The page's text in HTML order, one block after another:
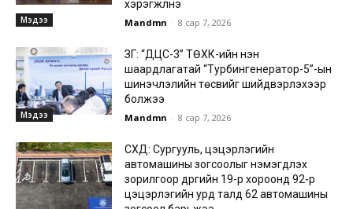
Мэдээ
хэрэгжүүлнэ
Mandmn - 8 сар 7, 2026
Мэдээ
ЗГ: “ДЦС-3” ТӨХК-ийн нэн
шаардлагатай “Турбингенератор-5”-ын
шинэчлэлийн төсвийг шийдвэрлэхээр
болжээ
Mandmn - 8 сар 7, 2026
СХД: Сургууль, цэцэрлэгийн
автомашины зогсоолыг нэмэгдүүлэх
зорилгоор дүүргийн 19-р хороонд 92-р
цэцэрлэгийн урд талд 62 автомашины